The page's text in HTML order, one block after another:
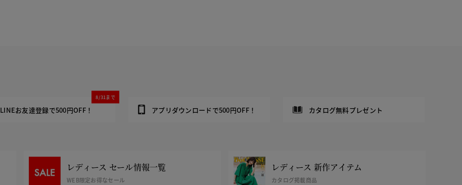
LINEお友達登録で500円OFF！
8/31まで
アプリダウンロードで500円OFF！ カタログ無料プレゼント
レディース セール情報一覧
WEB限定お得なセール
レディース 新作アイテム
カタログ掲載商品